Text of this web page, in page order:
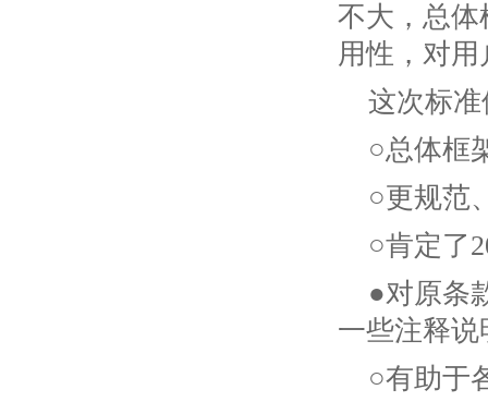
不大，总
用性，对
这次标
○总体框
○更规范
○肯定了
●对原条
一些注释说
○有助于